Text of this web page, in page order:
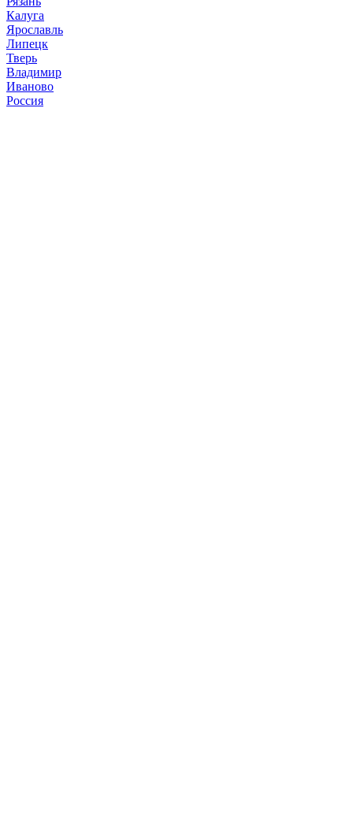
Калуга
Ярославль
Липецк
Тверь
Владимир
Иваново
Россия